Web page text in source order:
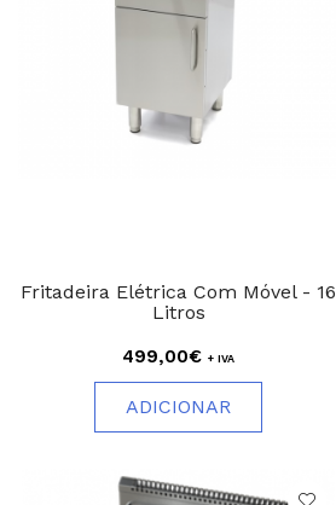
Fritadeira Elétrica Com Móvel - 16
Litros
499,00€ + IVA
ADICIONAR